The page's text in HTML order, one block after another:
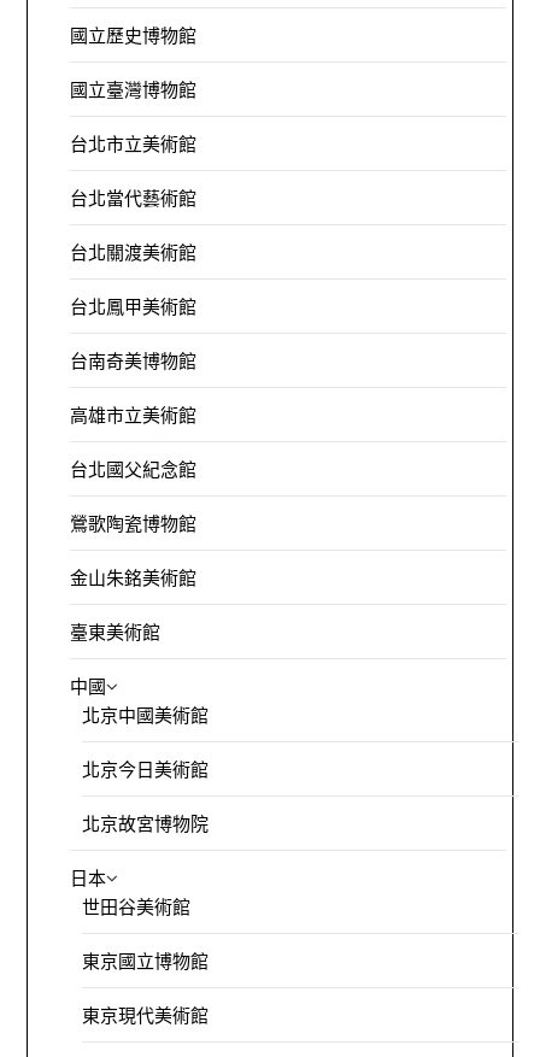
國立歷史博物館
國立臺灣博物館
台北市立美術館
台北當代藝術館
台北關渡美術館
台北鳳甲美術館
台南奇美博物館
高雄市立美術館
台北國父紀念館
鶯歌陶瓷博物館
金山朱銘美術館
臺東美術館
中國
北京中國美術館
北京今日美術館
北京故宮博物院
日本
世田谷美術館
東京國立博物館
東京現代美術館